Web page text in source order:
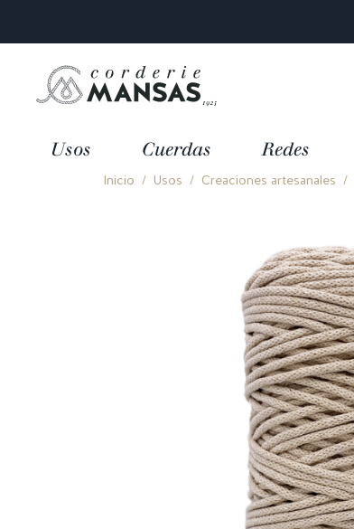
Usos Cuerdas Redes
Inicio Usos Creaciones artesanales